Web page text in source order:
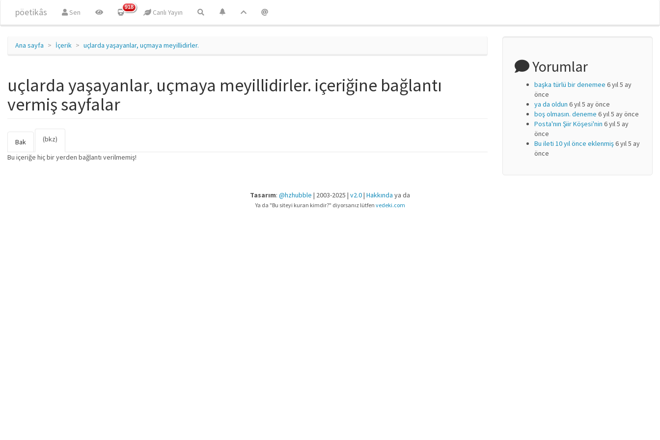
pöetikâs Sen
918
Canlı Yayın
Ana sayfa İçerik uçlarda yaşayanlar, uçmaya meyillidirler.
uçlarda yaşayanlar, uçmaya meyillidirler. içeriğine bağlantı
vermiş sayfalar
Birincil sekmeler
Bak (bkz)
Bu içeriğe hiç bir yerden bağlantı verilmemiş!
Yorumlar
başka türlü bir denemee 6 yıl 5 ay
önce
ya da oldun 6 yıl 5 ay önce
boş olmasın. deneme 6 yıl 5 ay önce
Posta'nın Şiir Köşesi'nin 6 yıl 5 ay
önce
Bu ileti 10 yıl önce eklenmiş6 yıl 5 ay
önce
Tasarım: @hzhubble | 2003-2025 | v2.0| Hakkında ya da
Ya da "Bu siteyi kuran kimdir?" diyorsanız lütfen vedeki.com